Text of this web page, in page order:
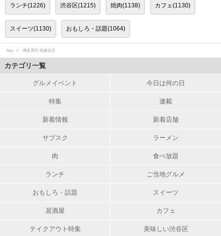
ランチ(1226) 渋谷区(1215) 焼肉(1138) カフェ(1130)
スイーツ(1130) おもしろ・話題(1064)
favy 博多満月 南越谷店
カテゴリ一覧
グルメイベント 今日は何の日
特集 連載
新着情報 新着店舗
サブスク ラーメン
肉 食べ放題
ランチ ご当地グルメ
おもしろ・話題 スイーツ
居酒屋 カフェ
テイクアウト特集 美味しい渋谷区